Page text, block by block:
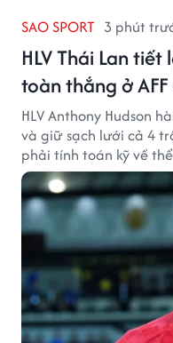
SAO SPORT 3 phút
HLV Thái Lan
toàn thắng ở
HLV Anthony Hudson
và giữ sạch lưới cả 4
phải tính toán kỹ về
2026.